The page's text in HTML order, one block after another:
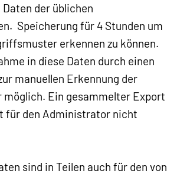
der üblichen
Speicherung für 4 Stunden um
erkennen zu können.
in diese Daten durch einen
manuellen Erkennung der
Ein gesammelter Export
für den Administrator nicht
sind in Teilen auch für den von